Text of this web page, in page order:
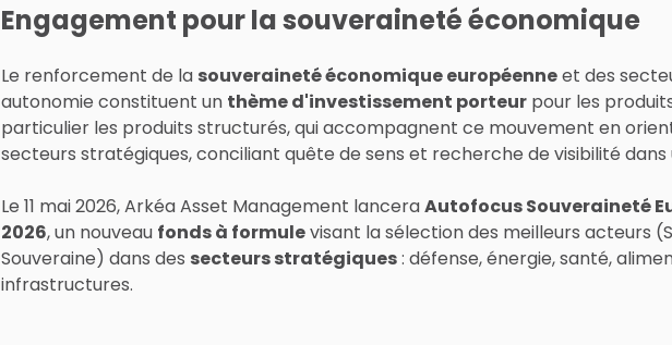
Engagement pour la souveraineté économique
Le renforcement de la souveraineté économique européenneet des
autonomie constituent un thème d'investissement porteur pour les
particulier les produits structurés, qui accompagnent ce mouvement en
secteurs stratégiques, conciliant quête de sens et recherche de visibilité
Le 11 mai 2026, Arkéa Asset Management lanceraAutofocus Souveraineté
2026, un nouveau fonds à formulevisant la sélection des meilleurs acteurs
Souveraine) dans des secteurs stratégiques: défense, énergie, santé,
infrastructures.